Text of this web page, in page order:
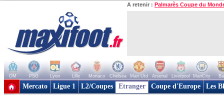
A retenir : Palmarès Coupe du
OM PSG Lyon Lille Monaco Chelsea Man Utd Arsenal Liverpool ManCity
+ de clubs
Mercato Ligue 1 L2/Coupes Etranger Coupe d'Europe Les